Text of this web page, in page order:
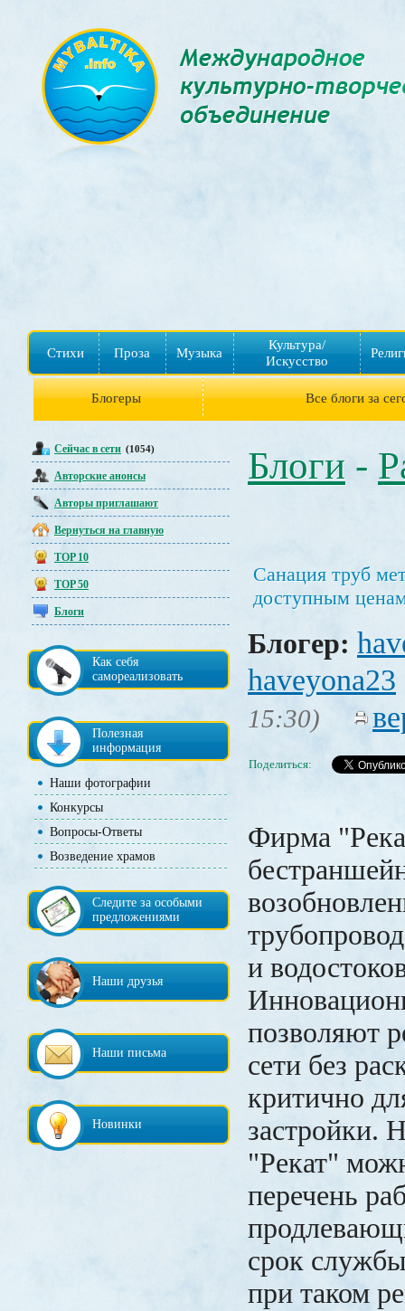
Стихи Проза Музыка
Культура/
Искусство
Блогеры Все блоги за
Сейчас в сети (1054)
Авторские анонсы
Авторы приглашают
Вернуться на главную
TOP 10
TOP 50
Блоги
Как себя
самореализовать
Полезная
информация
Наши фотографии
Конкурсы
Вопросы-Ответы
Возведение храмов
Следите за особыми
предложениями
Наши друзья
Наши письма
Новинки
Блоги -
Санация труб
доступным
Блогер:
haveyona23
15:30)
Поделиться:
Фирма
и
позволяют
сети без
критично
застройки.
"Рекат"
перечень
срок
при таком